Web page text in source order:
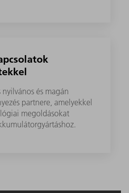
nyilvános és magán
partnere, amelyekkel
megoldásokat